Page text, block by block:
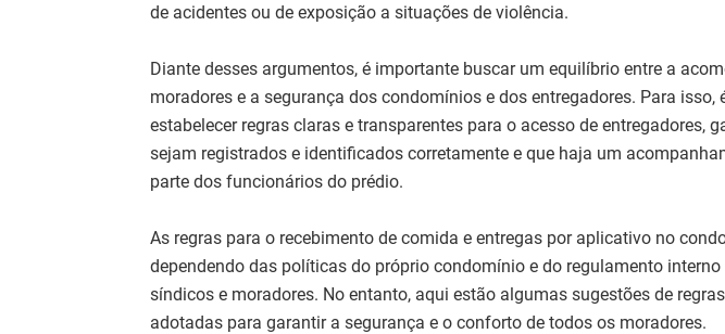
de acidentes ou de exposição a situações de violência.
Diante desses argumentos, é importante buscar um equilíbrio entre a
moradores e a segurança dos condomínios e dos entregadores. Para isso,
estabelecer regras claras e transparentes para o acesso de entregadores,
sejam registrados e identificados corretamente e que haja um
parte dos funcionários do prédio.
As regras para o recebimento de comida e entregas por aplicativo no
dependendo das políticas do próprio condomínio e do regulamento
síndicos e moradores. No entanto, aqui estão algumas sugestões de
adotadas para garantir a segurança e o conforto de todos os moradores.